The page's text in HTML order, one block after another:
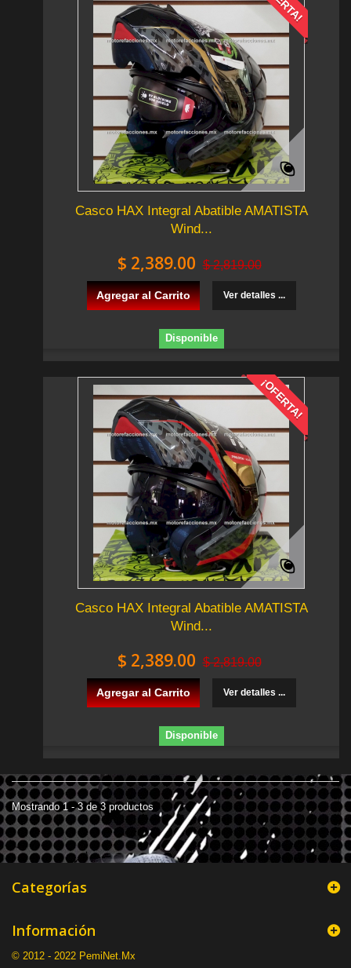
Casco HAX Integral Abatible AMATISTA
Wind...
$ 2,389.00 $ 2,819.00
Agregar al Carrito Ver detalles ...
Disponible
¡OFERTA!
Casco HAX Integral Abatible AMATISTA
Wind...
$ 2,389.00 $ 2,819.00
Agregar al Carrito Ver detalles ...
Disponible
Mostrando 1 - 3 de 3 productos
Categorías
Información
© 2012 - 2022 PemiNet.Mx